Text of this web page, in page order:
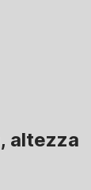
altezza